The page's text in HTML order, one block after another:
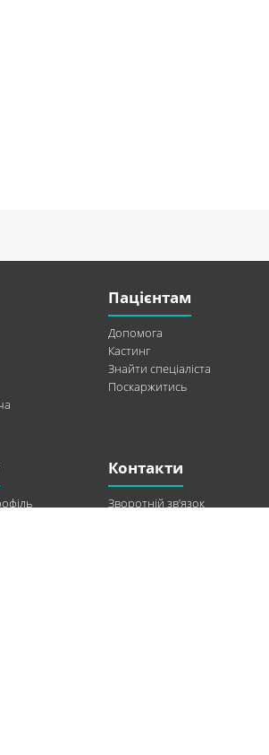
Пацієнтам
Допомога
Кастинг
Знайти спеціаліста
Поскаржитись
Контакти
Зворотній зв’язок